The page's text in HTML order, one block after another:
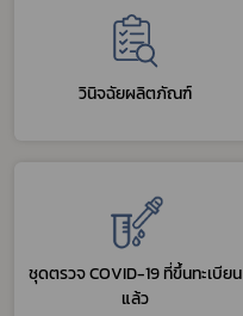
วินิจฉัยผลิตภัณฑ์
ชุดตรวจ COVID-19 ที่ขึ้นทะเบียน
แล้ว